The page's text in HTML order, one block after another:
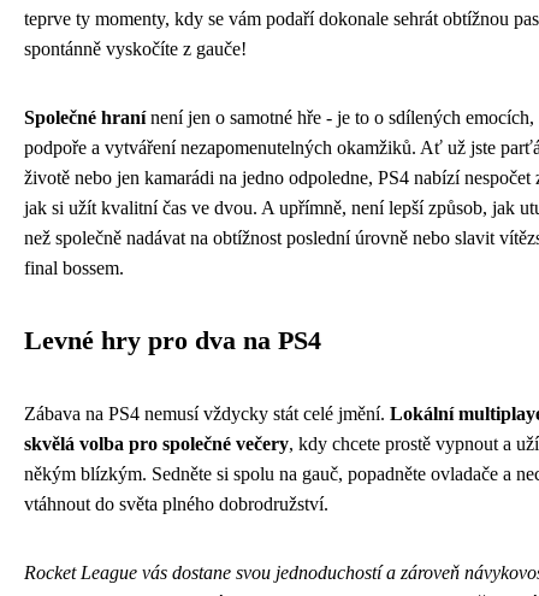
teprve ty momenty, kdy se vám podaří dokonale sehrát obtížnou
spontánně vyskočíte z gauče!
Společné hranínení jen o samotné hře - je to o sdílených emocích,
podpoře a vytváření nezapomenutelných okamžiků. Ať už jste
životě nebo jen kamarádi na jedno odpoledne, PS4 nabízí nespočet
jak si užít kvalitní čas ve dvou. A upřímně, není lepší způsob, jak
než společně nadávat na obtížnost poslední úrovně nebo slavit
final bossem.
Levné hry pro dva na PS4
Zábava na PS4 nemusí vždycky stát celé jmění. Lokální
skvělá volba pro společné večery, kdy chcete prostě vypnout a
někým blízkým. Sedněte si spolu na gauč, popadněte ovladače a
vtáhnout do světa plného dobrodružství.
Rocket League vás dostane svou jednoduchostí a zároveň